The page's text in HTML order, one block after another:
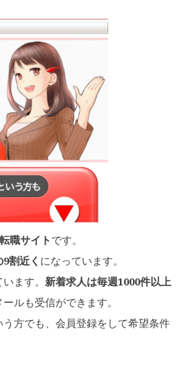
職サイト です。
割近く になっています。
ます。 新着求人は毎週1000件以上
ルも受信ができます。
方でも、会員登録をして希望条件